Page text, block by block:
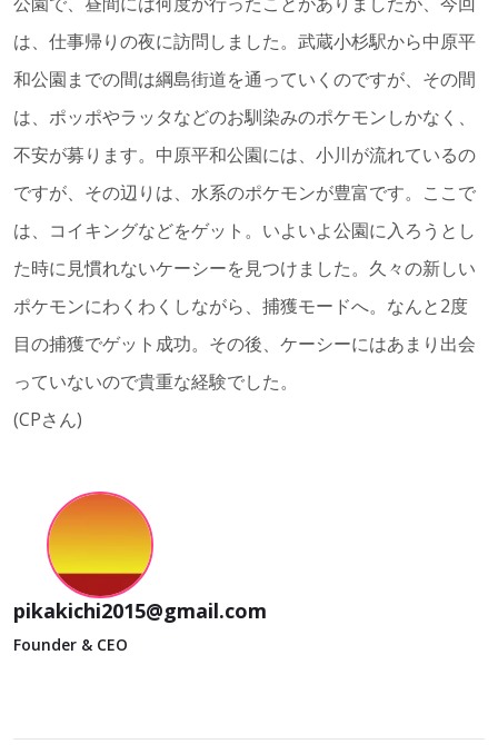
は、仕事帰りの夜に訪問しました。武蔵小杉駅から中原平
和公園までの間は綱島街道を通っていくのですが、その間
は、ポッポやラッタなどのお馴染みのポケモンしかなく、
不安が募ります。中原平和公園には、小川が流れているの
ですが、その辺りは、水系のポケモンが豊富です。ここで
は、コイキングなどをゲット。いよいよ公園に入ろうとし
た時に見慣れないケーシーを見つけました。久々の新しい
ポケモンにわくわくしながら、捕獲モードへ。なんと2度
目の捕獲でゲット成功。その後、ケーシーにはあまり出会
っていないので貴重な経験でした。
(CPさん)
pikakichi2015@gmail.com
Founder & CEO